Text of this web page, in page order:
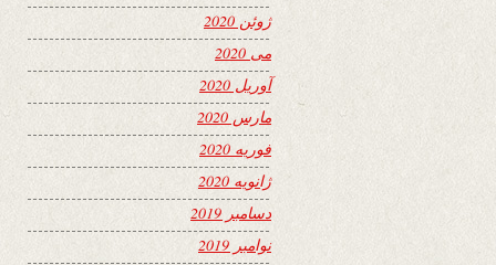
ژوئن 2020
می 2020
آوریل 2020
مارس 2020
فوریه 2020
ژانویه 2020
دسامبر 2019
نوامبر 2019